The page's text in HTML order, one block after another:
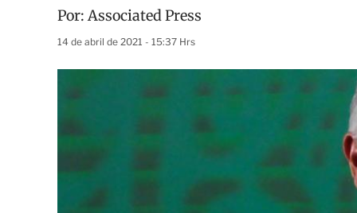
Por:Associated Press
14 de abril de 2021 - 15:37 Hrs